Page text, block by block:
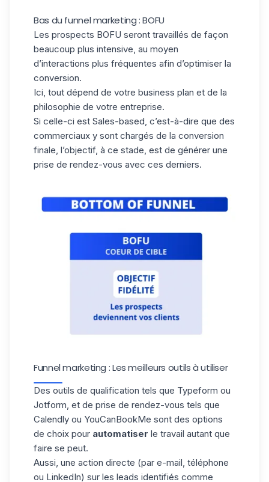
Bas du funnel marketing : BOFU
Les prospects BOFU seront travaillés de façon
beaucoup plus intensive, au moyen
d’interactions plus fréquentes afin d’optimiser la
conversion.
Ici, tout dépend de votre business plan et de la
philosophie de votre entreprise.
Si celle-ci est Sales-based, c’est-à-dire que des
commerciaux y sont chargés de la conversion
finale, l’objectif, à ce stade, est de générer une
prise de rendez-vous avec ces derniers.
Funnel marketing : Les meilleurs outils à utiliser
Des outils de qualification tels que Typeform ou
Jotform, et de prise de rendez-vous tels que
Calendly ou YouCanBookMe sont des options
de choix pour automatiser le travail autant que
faire se peut.
Aussi, une action directe (par e-mail, téléphone
ou LinkedIn) sur les leads identifiés comme